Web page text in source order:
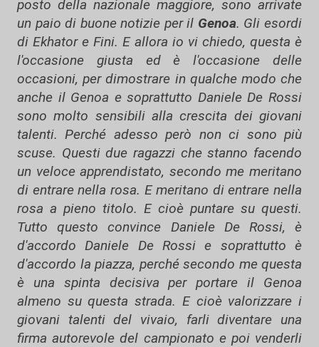
posto della nazionale maggiore, sono arrivate
un paio di buone notizie per il Genoa. Gli esordi
di Ekhator e Fini. E allora io vi chiedo, questa è
l'occasione giusta ed è l'occasione delle
occasioni, per dimostrare in qualche modo che
anche il Genoa e soprattutto Daniele De Rossi
sono molto sensibili alla crescita dei giovani
talenti. Perché adesso però non ci sono più
scuse. Questi due ragazzi che stanno facendo
un veloce apprendistato, secondo me meritano
di entrare nella rosa. E meritano di entrare nella
rosa a pieno titolo. E cioè puntare su questi.
Tutto questo convince Daniele De Rossi, è
d'accordo Daniele De Rossi e soprattutto è
d'accordo la piazza, perché secondo me questa
è una spinta decisiva per portare il Genoa
almeno su questa strada. E cioè valorizzare i
giovani talenti del vivaio, farli diventare una
firma autorevole del campionato e poi venderli